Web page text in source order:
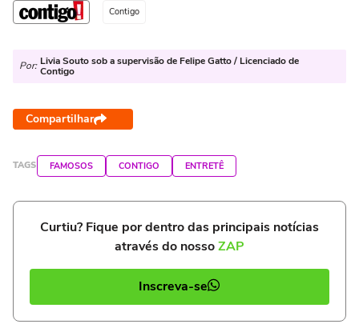
Contigo
Por: Livia Souto sob a supervisão de Felipe Gatto / Licenciado de
Contigo
Compartilhar
TAGS FAMOSOS CONTIGO ENTRETÊ
Curtiu? Fique por dentro das principais notícias
através do nossoZAP
Inscreva-se